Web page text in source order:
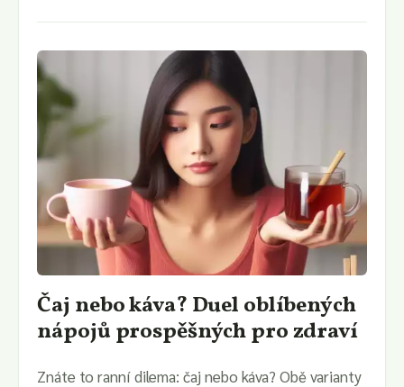
Čaj nebo káva? Duel oblíbených
nápojů prospěšných pro zdraví
Znáte to ranní dilema: čaj nebo káva? Obě varianty